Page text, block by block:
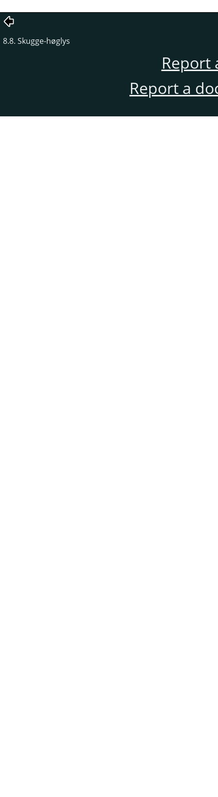
8.8. Skugge-høglys
Report
Report a